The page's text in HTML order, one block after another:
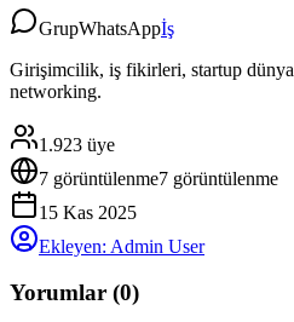
GrupWhatsAppİş
Girişimcilik, iş fikirleri, startup
networking.
1.923 üye
7 görüntülenme7 görüntülenme
15 Kas 2025
Ekleyen: Admin User
Yorumlar (0)